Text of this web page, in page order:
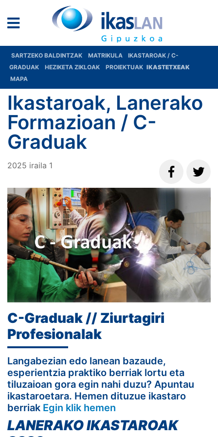
SARTZEKO BALDINTZAK MATRIKULA
IKASTAROAK / C-
GRADUAK
HEZIKETA ZIKLOAK PROIEKTUAK IKASTETXEAK
MAPA
Ikastaroak, Lanerako
Formazioan / C-
Graduak
2025 iraila 1
C-Graduak // Ziurtagiri
Profesionalak
Langabezian edo lanean bazaude,
esperientzia praktiko berriak lortu eta
tiluzaioan gora egin nahi duzu? Apuntau
ikastaroetara. Hemen dituzue ikastaro
berriak Egin klik hemen
LANERAKO IKASTAROAK